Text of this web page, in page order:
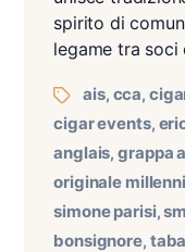
spirito di
legame tra
ais, cca,
cigar events,
anglais,grappa
originale
simone parisi,
bonsignore,